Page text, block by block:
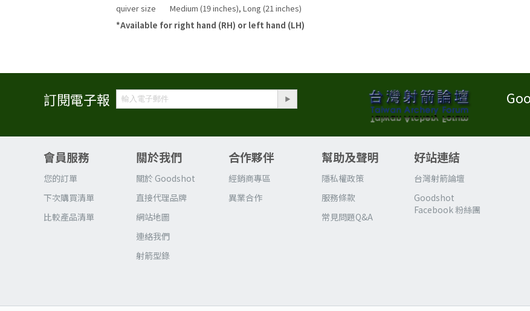
quiver size
Medium (19 inches), Long (21 inches)
*Available for right hand (RH) or left hand (LH)
訂閱電子報
會員服務
您的訂單
下次購買清單
比較產品清單
關於我們
關於 Goodshot
直接代理品牌
網站地圖
連絡我們
射箭型錄
合作夥伴
經銷商專區
異業合作
幫助及聲明
隱私權政策
服務條款
常見問題Q&A
好站連結
台灣射箭論壇
Goodshot
Facebook 粉絲團